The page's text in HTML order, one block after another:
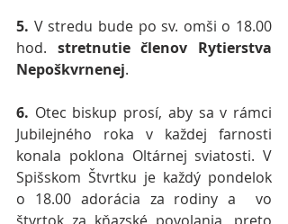
5. V stredu bude po sv. omši o 18.00
hod. stretnutie členov Rytierstva
Nepoškvrnenej.
6. Otec biskup prosí, aby sa v rámci
Jubilejného roka v každej farnosti
konala poklona Oltárnej sviatosti. V
Spišskom Štvrtku je každý pondelok
o 18.00 adorácia za rodiny a  vo